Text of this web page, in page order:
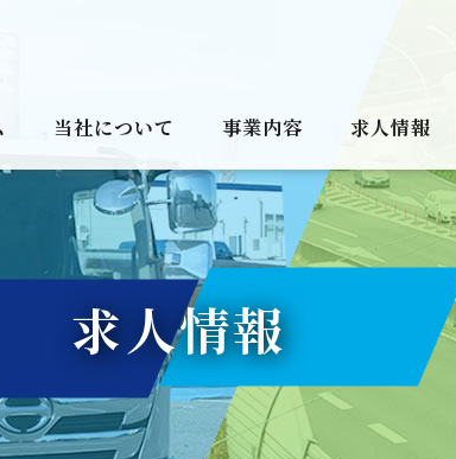
当社について 事業内容 求人情報
求人情報